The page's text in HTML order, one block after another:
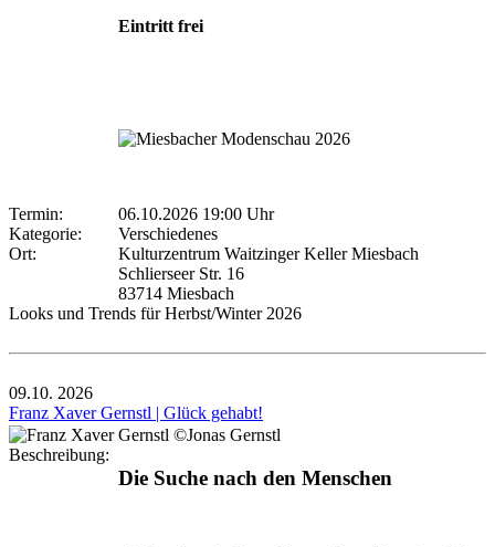
Eintritt frei
Termin:
06.10.2026 19:00 Uhr
Kategorie:
Verschiedenes
Ort:
Kulturzentrum Waitzinger Keller Miesbach
Schlierseer Str. 16
83714 Miesbach
Looks und Trends für Herbst/Winter 2026
09.10. 2026
Franz Xaver Gernstl | Glück gehabt!
Beschreibung:
Die Suche nach den Menschen